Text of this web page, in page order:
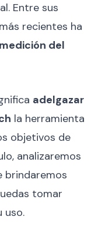
Entre sus
recientes ha
medición del
adelgazar
la herramienta
objetivos de
analizaremos
brindaremos
tomar
uso.